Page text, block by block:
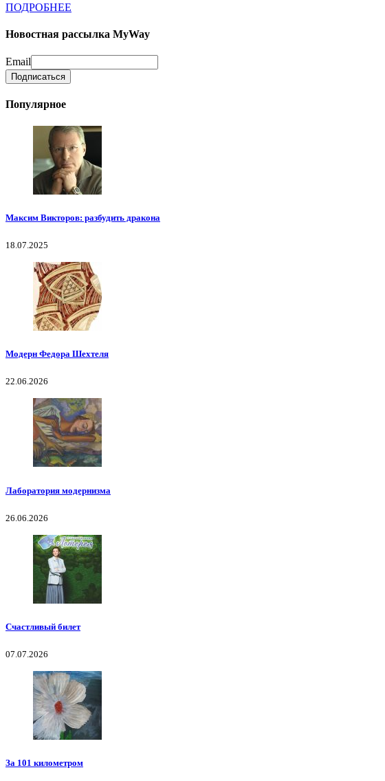
ПОДРОБНЕЕ
Новостная рассылка MyWay
Email
Популярное
Максим Викторов: разбудить дракона
18.07.2025
Модерн Федора Шехтеля
22.06.2026
Лаборатория модернизма
26.06.2026
Счастливый билет
07.07.2026
За 101 километром